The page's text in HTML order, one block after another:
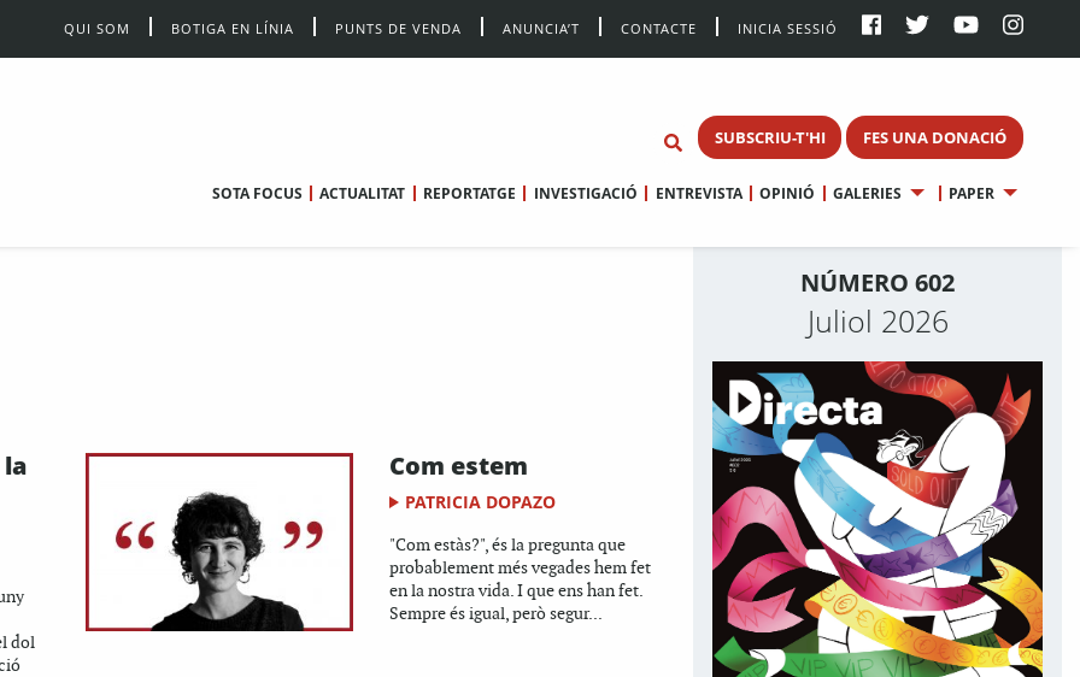
QUI SOM BOTIGA EN LÍNIA PUNTS DE VENDA ANUNCIA’T CONTACTE INICIA SESSIÓ
SUBSCRIU-T'HI FES UNA DONACIÓ
SOTA FOCUS ACTUALITAT REPORTATGE INVESTIGACIÓ ENTREVISTA OPINIÓ GALERIES PAPER
dol
Com estem
PATRICIA DOPAZO
"Com estàs?", és la pregunta que
probablement més vegades hem fet
en la nostra vida. I que ens han fet.
Sempre és igual, però segur...
NÚMERO 602
Juliol 2026